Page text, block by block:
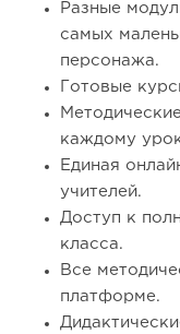
Разные
самых
персонажа.
Готовые
каждому
Единая
учителей.
Доступ к
класса.
Все
платформе.